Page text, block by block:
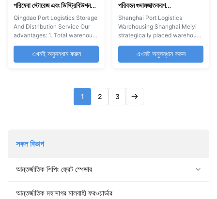
পরিষেবা স্টোরেজ এবং ডিস্ট্রিবিউশন
পরিষেবা
Qingdao Port Logistics Storage
And Distribution Service Our
advantages: 1. Total warehouse
management 2. Inbound and
outbound processing with
back-office support 3.
and industrial-sized cargo 5.
Pick, pack, and ship fulfillment
solutions Service Description 1.
Packaging 5. Labeling 6.
Distribution Smart Warehousing
offers different types of
one
এখনই অনুসন্ধান করুন
পরিবহন গুদামজাতকরণ
FOB/EXW/CIF
Shanghai Port Logistics
Warehousing Shanghai Meiyi
strategically placed warehouse
locations in Shanghai and the
Unitd States will ease your
constantly changing customer
crossings, international airports
and China consumers. Reduce
complexity and cost, leverage
your customer experience with
এখনই অনুসন্ধান করুন
1 2 3
সকল বিভাগ
আন্তর্জাতিক শিপিং ফ্রেট স্পেডার
ফরোয়ার্ড রপ্তানি আমদানি
আন্তর্জাতিক মহাসাগর মালবাহী ফরওয়ার্ডার